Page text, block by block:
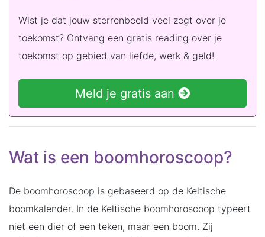
Wist je dat jouw sterrenbeeld veel zegt over je
toekomst? Ontvang een gratis reading over je
toekomst op gebied van liefde, werk & geld!
Meld je gratis aan
Wat is een boomhoroscoop?
De boomhoroscoop is gebaseerd op de Keltische
boomkalender. In de Keltische boomhoroscoop typeert
niet een dier of een teken, maar een boom. Zij